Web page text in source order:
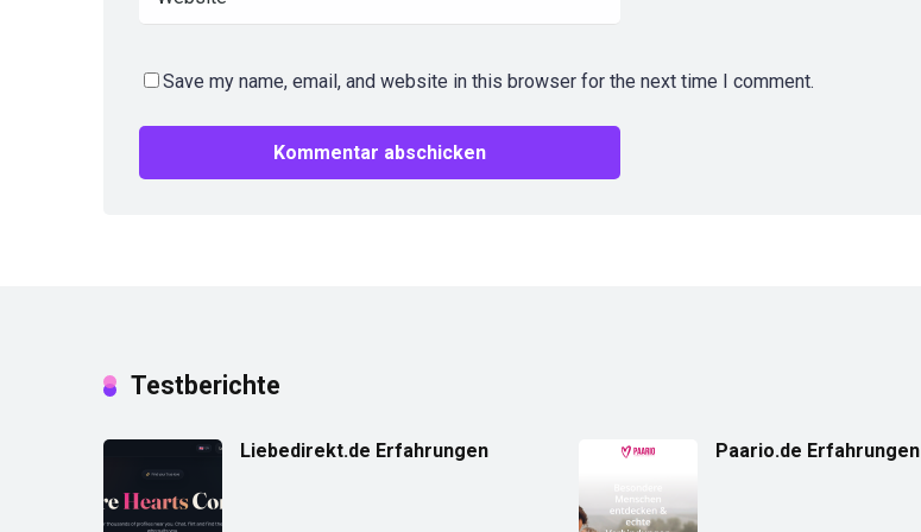
Save my name, email, and website in this browser for the next time I comment.
Testberichte
Liebedirekt.de Erfahrungen Paario.de Erfahrungen